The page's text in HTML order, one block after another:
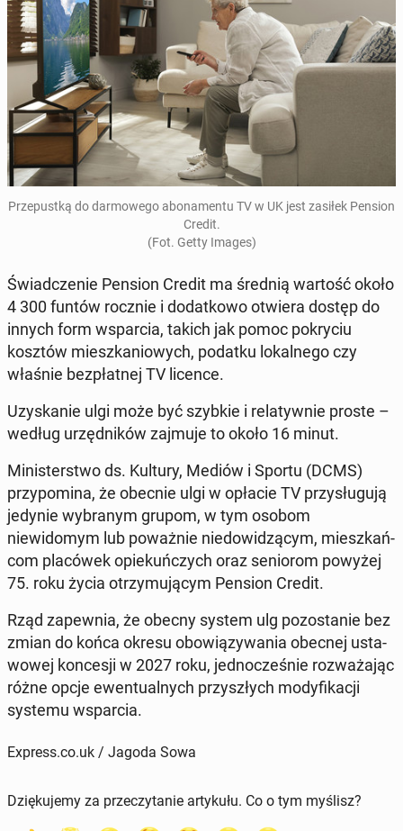
Prze­pustką do dar­mowego abona­men­tu TV w UK jest zasiłek Pension
Credit.
(Fot. Getty Images)
Świad­cze­nie Pension Credit ma średnią wartość około
4 300 funtów rocznie i do­datkowo otwiera dostęp do
innych form ws­par­cia, takich jak pomoc pokryciu
kosztów mieszkan­iowych, podatku lokalnego czy
właśnie bezpłat­nej TV licence.
Uzyskanie ulgi może być szybkie i re­laty­wnie proste –
według urzęd­ników zajmuje to około 16 minut.
Min­is­terst­wo ds. Kultury, Mediów i Sportu (DCMS)
przy­pom­i­na, że obecnie ulgi w opłacie TV przysługu­ją
jedynie wybranym grupom, w tym osobom
niewidomym lub poważnie niedowidzą­cym, mieszkań­
com placówek opiekuńczych oraz se­niorom powyżej
75. roku życia otrzy­mu­ją­cym Pension Credit.
Rząd za­pew­nia, że obecny system ulg po­zostanie bez
zmian do końca okresu obow­iązy­wa­nia obecnej usta­
wowej kon­cesji w 2027 roku, jed­nocześnie rozważa­jąc
różne opcje ewen­tu­al­nych przyszłych mody­fikacji
systemu ws­par­cia.
Express.co.uk / Jagoda Sowa
Dziękujemy za przeczytanie artykułu. Co o tym myślisz?